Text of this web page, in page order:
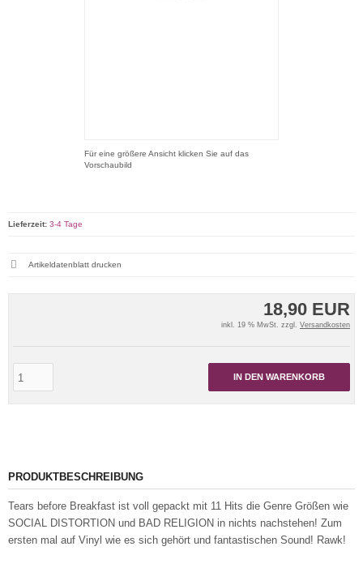
Für eine größere Ansicht klicken Sie auf das
Vorschaubild
18,90 EUR
inkl. 19 % MwSt. zzgl. Versandkosten
IN DEN WARENKORB
Lieferzeit: 3-4 Tage
Artikeldatenblatt drucken
PRODUKTBESCHREIBUNG
Tears before Breakfast ist voll gepackt mit 11 Hits die Genre Größen wie
SOCIAL DISTORTION und BAD RELIGION in nichts nachstehen! Zum
ersten mal auf Vinyl wie es sich gehört und fantastischen Sound! Rawk!